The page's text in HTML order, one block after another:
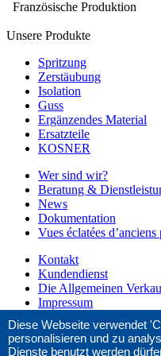
Französische Produktion
Unsere Produkte
Spritzung
Zerstäubung
Isolation
Guss
Ergänzendes Material
Ersatzteile
KOSNER
Wer sind wir?
Beratung &
News
Dokumentation
Vues éclatées
Kontakt
Kundendienst
Die Allgemeinen
Impressum
Fragen ?
+33 (0)4 42 29 08 96
Diese Webseite verwendet
personalisieren und zu
Dienste benutzt werden